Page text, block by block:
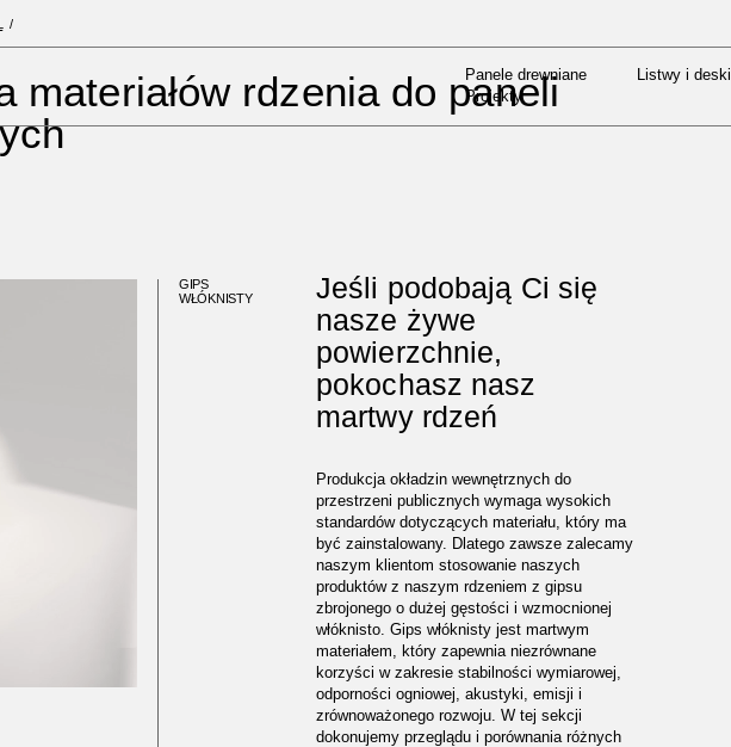
Panele drewniane Listwy i deski
Projekty
Projekty
materiałów rdzenia do paneli
GIPS
WŁÓKNISTY
Jeśli podobają Ci się
nasze żywe
powierzchnie,
pokochasz nasz
martwy rdzeń
Produkcja okładzin wewnętrznych do
przestrzeni publicznych wymaga wysokich
standardów dotyczących materiału, który ma
być zainstalowany. Dlatego zawsze zalecamy
naszym klientom stosowanie naszych
produktów z naszym rdzeniem z gipsu
zbrojonego o dużej gęstości i wzmocnionej
włóknisto. Gips włóknisty jest martwym
materiałem, który zapewnia niezrównane
korzyści w zakresie stabilności wymiarowej,
odporności ogniowej, akustyki, emisji i
zrównoważonego rozwoju. W tej sekcji
dokonujemy przeglądu i porównania różnych